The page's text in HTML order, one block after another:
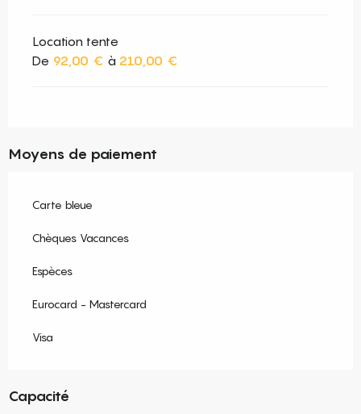
Location tente
De 92,00 € à 210,00 €
Moyens de paiement
Carte bleue
Chèques Vacances
Espèces
Eurocard - Mastercard
Visa
Capacité